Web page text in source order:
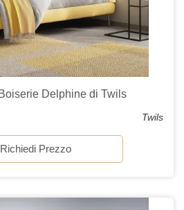
Delphine di Twils
Twils
Richiedi Prezzo